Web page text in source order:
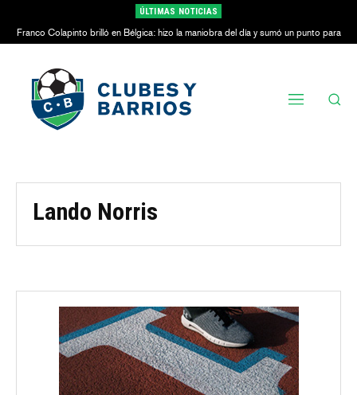
ÚLTIMAS NOTICIAS
Franco Colapinto brilló en Bélgica: hizo la maniobra del día y sumó un punto para
Alpine
Lando Norris